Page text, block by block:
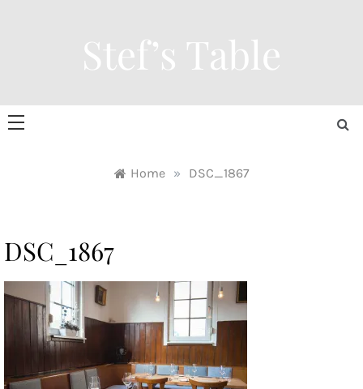
Stef’s Table
Home » DSC_1867
DSC_1867